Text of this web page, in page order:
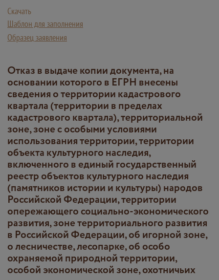
Скачать
Шаблон для заполнения
Образец заявления
Отказ в выдаче копии документа, на
основании которого в ЕГРН внесены
сведения о территории кадастрового
квартала (территории в пределах
кадастрового квартала), территориальной
зоне, зоне с особыми условиями
использования территории, территории
объекта культурного наследия,
включенного в единый государственный
реестр объектов культурного наследия
(памятников истории и культуры) народов
Российской Федерации, территории
опережающего социально-экономического
развития, зоне территориального развития
в Российской Федерации, об игорной зоне,
о лесничестве, лесопарке, об особо
охраняемой природной территории,
особой экономической зоне, охотничьих